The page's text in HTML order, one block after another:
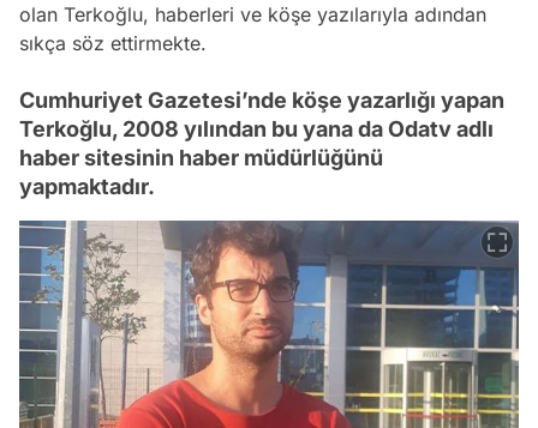
olan Terkoğlu, haberleri ve köşe yazılarıyla adından
sıkça söz ettirmekte.
Cumhuriyet Gazetesi’nde köşe yazarlığı yapan
Terkoğlu, 2008 yılından bu yana da Odatv adlı
haber sitesinin haber müdürlüğünü
yapmaktadır.